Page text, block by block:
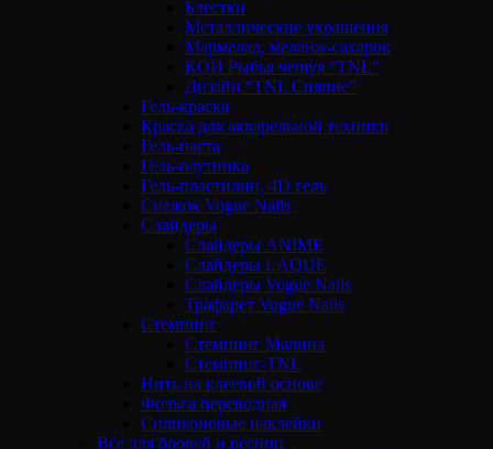
Блестки
Металлические украшения
Мармелад, меланж-сахарок
КОИ Рыбья чешуя “TNL”
Дизайн “TNL Сияние”
Гель-краска
Краска для акварельной техники
Гель-паста
Гель-паутинка
Гель-пластилин, 4D гель
Снежок Vogue Nails
Слайдеры
Слайдеры ANIME
Слайдеры LAQUE
Слайдеры Vogue Nails
Трафарет Vogue Nails
Стемпинг
Стемпинг Малина
Стемпинг-TNL
Нить на клеевой основе
Фольга переводная
Силиконовые наклейки
Все для бровей и ресниц